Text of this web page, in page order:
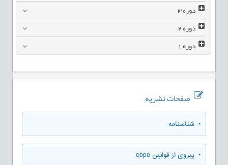
دوره3
دوره2
دوره1
صفحات نشریه
• شناسنامه
• پیروی از قوانین cope